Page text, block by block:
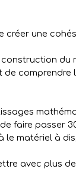
une
du
faire passer
matériel à
avec plus